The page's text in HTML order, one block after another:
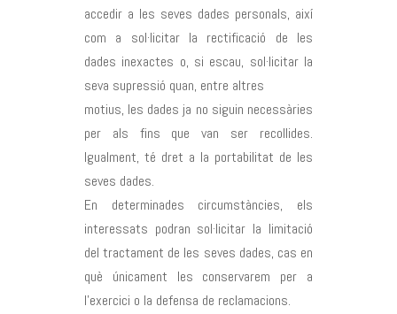
accedir a les seves dades personals, així
com a sol·licitar la rectificació de les
dades inexactes o, si escau, sol·licitar la
seva supressió quan, entre altres
motius, les dades ja no siguin necessàries
per als fins que van ser recollides.
Igualment, té dret a la portabilitat de les
seves dades.
En determinades circumstàncies, els
interessats podran sol·licitar la limitació
del tractament de les seves dades, cas en
què únicament les conservarem per a
l’exercici o la defensa de reclamacions.